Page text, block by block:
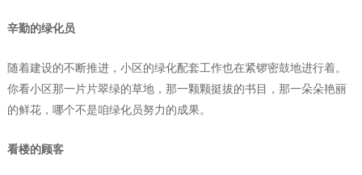
辛勤的绿化员
随着建设的不断推进，小区的绿化配套工作也在紧锣密鼓地进行着。
你看小区那一片片翠绿的草地，那一颗颗挺拔的书目，那一朵朵艳丽
的鲜花，哪个不是咱绿化员努力的成果。
看楼的顾客